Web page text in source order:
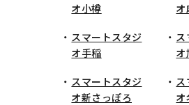
オ小樽
オ
スマートスタジ
オ手稲
オ
スマートスタジ
オ新さっぽろ
オ